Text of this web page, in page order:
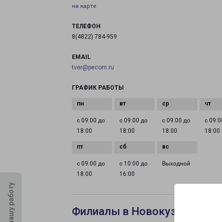
на карте
ТЕЛЕФОН
8(4822) 784-959
EMAIL
tver@pecom.ru
ГРАФИК РАБОТЫ
с 09:00 до
18:00
с 09:00 до
18:00
с 09:00 до
18:00
с
18:00
с 09:00 до
18:00
с 10:00 до
16:00
Выходной
Филиалы в Новокузнецке